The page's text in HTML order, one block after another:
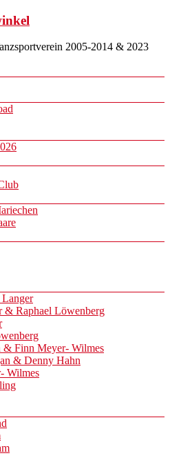
2005-2014 & 2023
& Raphael Löwenberg
& Finn Meyer- Wilmes
& Denny Hahn
Wilmes